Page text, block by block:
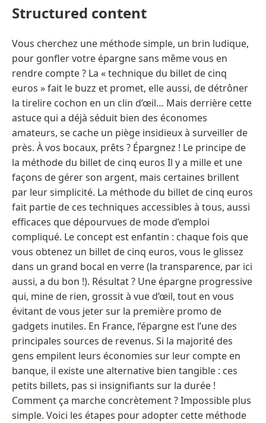
Structured content
Vous cherchez une méthode simple, un brin ludique,
pour gonfler votre épargne sans même vous en
rendre compte ? La « technique du billet de cinq
euros » fait le buzz et promet, elle aussi, de détrôner
la tirelire cochon en un clin d’œil… Mais derrière cette
astuce qui a déjà séduit bien des économes
amateurs, se cache un piège insidieux à surveiller de
près. À vos bocaux, prêts ? Épargnez ! Le principe de
la méthode du billet de cinq euros Il y a mille et une
façons de gérer son argent, mais certaines brillent
par leur simplicité. La méthode du billet de cinq euros
fait partie de ces techniques accessibles à tous, aussi
efficaces que dépourvues de mode d’emploi
compliqué. Le concept est enfantin : chaque fois que
vous obtenez un billet de cinq euros, vous le glissez
dans un grand bocal en verre (la transparence, par ici
aussi, a du bon !). Résultat ? Une épargne progressive
qui, mine de rien, grossit à vue d’œil, tout en vous
évitant de vous jeter sur la première promo de
gadgets inutiles. En France, l’épargne est l’une des
principales sources de revenus. Si la majorité des
gens empilent leurs économies sur leur compte en
banque, il existe une alternative bien tangible : ces
petits billets, pas si insignifiants sur la durée !
Comment ça marche concrètement ? Impossible plus
simple. Voici les étapes pour adopter cette méthode